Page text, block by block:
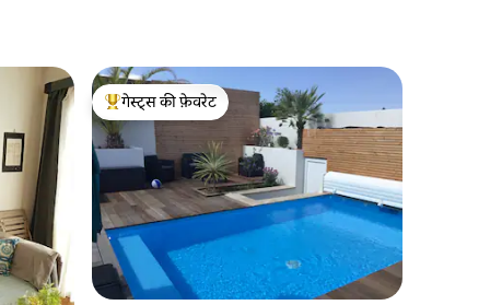
गेस्ट्स का टॉप फ़ेवरेट
गेस्ट्स की फ़ेवरेट